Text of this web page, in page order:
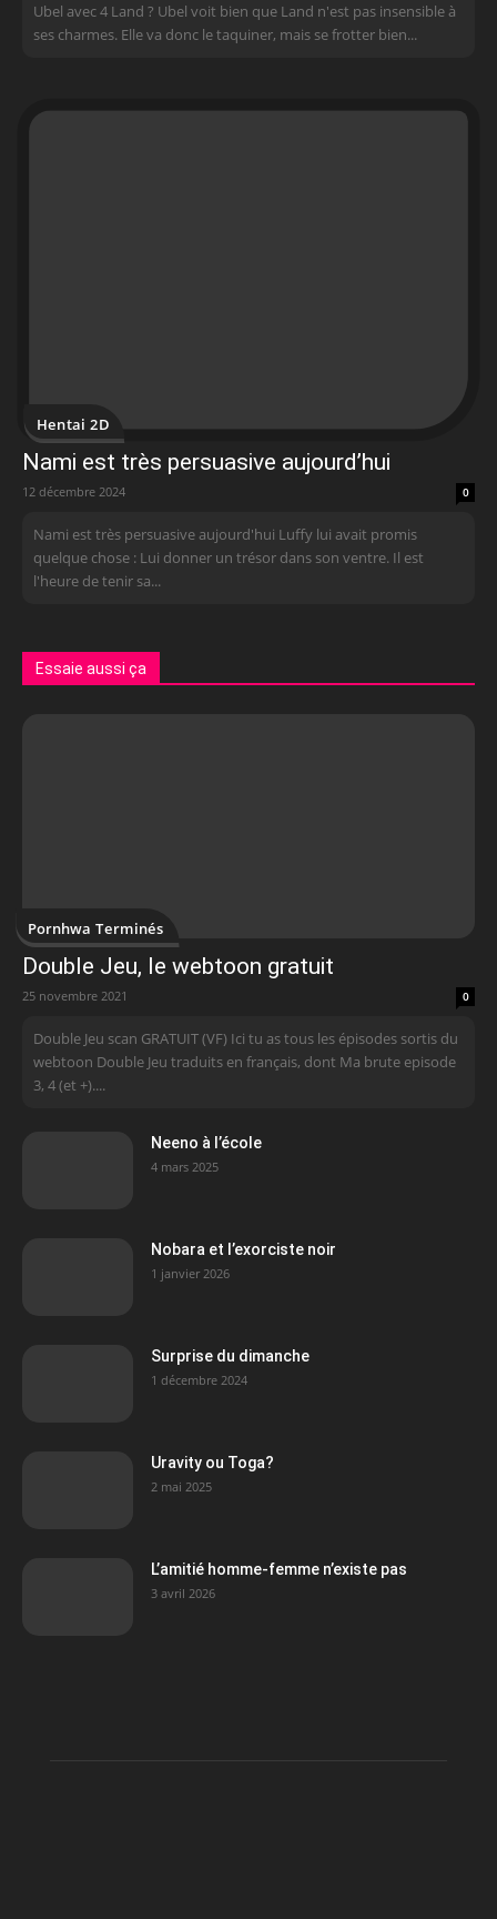
Ubel avec 4 Land ? Ubel voit bien que Land n'est pas insensible à
ses charmes. Elle va donc le taquiner, mais se frotter bien...
Hentai 2D
Nami est très persuasive aujourd’hui
12 décembre 2024 0
Nami est très persuasive aujourd'hui Luffy lui avait promis
quelque chose : Lui donner un trésor dans son ventre. Il est
l'heure de tenir sa...
Essaie aussi ça
Pornhwa Terminés
Double Jeu, le webtoon gratuit
25 novembre 2021 0
Double Jeu scan GRATUIT (VF) Ici tu as tous les épisodes sortis du
webtoon Double Jeu traduits en français, dont Ma brute episode
3, 4 (et +)....
Neeno à l’école
4 mars 2025
Nobara et l’exorciste noir
1 janvier 2026
Surprise du dimanche
1 décembre 2024
Uravity ou Toga?
2 mai 2025
L’amitié homme-femme n’existe pas
3 avril 2026